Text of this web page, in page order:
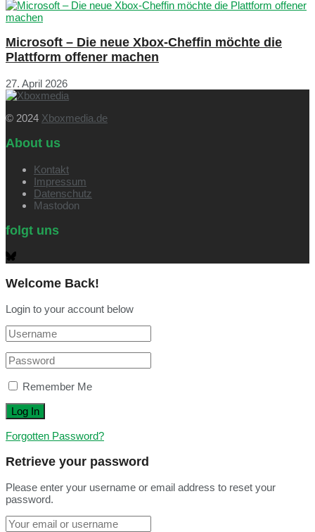
Microsoft – Die neue Xbox-Cheffin möchte die
Plattform offener machen
27. April 2026
© 2024 Xboxmedia.de
About us
Kontakt
Impressum
Datenschutz
Mastodon
folgt uns
Welcome Back!
Login to your account below
Remember Me
Forgotten Password?
Retrieve your password
Please enter your username or email address to reset your
password.